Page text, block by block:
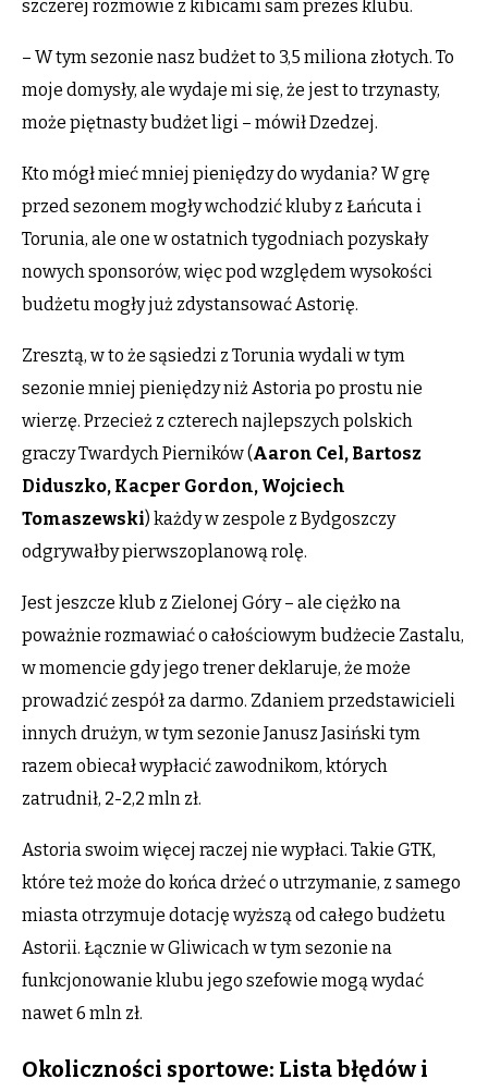
szczerej rozmowie z kibicami sam prezes klubu.
– W tym sezonie nasz budżet to 3,5 miliona złotych. To
moje domysły, ale wydaje mi się, że jest to trzynasty,
może piętnasty budżet ligi – mówił Dzedzej.
Kto mógł mieć mniej pieniędzy do wydania? W grę
przed sezonem mogły wchodzić kluby z Łańcuta i
Torunia, ale one w ostatnich tygodniach pozyskały
nowych sponsorów, więc pod względem wysokości
budżetu mogły już zdystansować Astorię.
Zresztą, w to że sąsiedzi z Torunia wydali w tym
sezonie mniej pieniędzy niż Astoria po prostu nie
wierzę. Przecież z czterech najlepszych polskich
graczy Twardych Pierników (Aaron Cel, Bartosz
Diduszko, Kacper Gordon, Wojciech
Tomaszewski) każdy w zespole z Bydgoszczy
odgrywałby pierwszoplanową rolę.
Jest jeszcze klub z Zielonej Góry – ale ciężko na
poważnie rozmawiać o całościowym budżecie Zastalu,
w momencie gdy jego trener deklaruje, że może
prowadzić zespół za darmo. Zdaniem przedstawicieli
innych drużyn, w tym sezonie Janusz Jasiński tym
razem obiecał wypłacić zawodnikom, których
zatrudnił, 2-2,2 mln zł.
Astoria swoim więcej raczej nie wypłaci. Takie GTK,
które też może do końca drżeć o utrzymanie, z samego
miasta otrzymuje dotację wyższą od całego budżetu
Astorii. Łącznie w Gliwicach w tym sezonie na
funkcjonowanie klubu jego szefowie mogą wydać
nawet 6 mln zł.
Okoliczności sportowe: Lista błędów i